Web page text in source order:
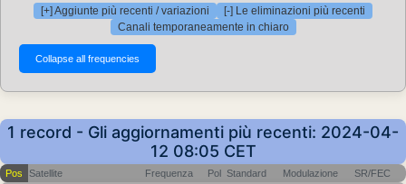
[+] Aggiunte più recenti / variazioni
[-] Le eliminazioni più recenti
Canali temporaneamente in chiaro
1 record - Gli aggiornamenti più recenti: 2024-04-
12 08:05 CET
Pos Satellite Frequenza Pol Standard Modulazione SR/FEC